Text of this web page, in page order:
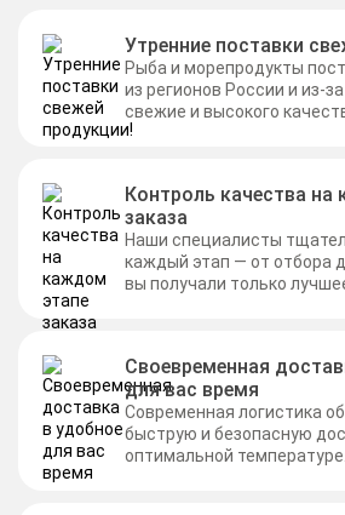
Утренние поставки
Рыба и морепродукты
из регионов России и из-
свежие и высокого
Контроль качества
заказа
Наши специалисты
каждый этап — от отбора
вы получали только
Своевременная
для вас время
Современная логистика
быструю и безопасную
оптимальной температуре.